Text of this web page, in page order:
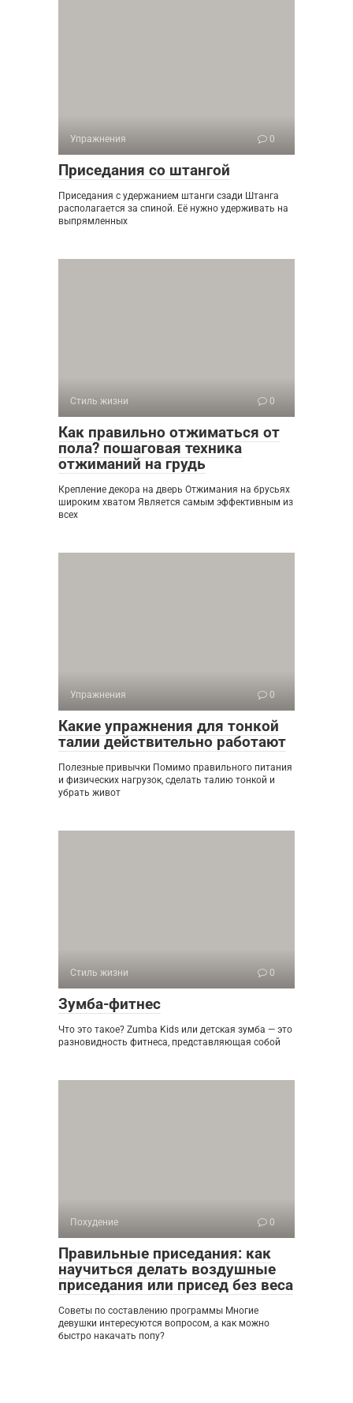
Упражнения 0
Приседания со штангой
Приседания с удержанием штанги сзади Штанга
располагается за спиной. Её нужно удерживать на
выпрямленных
Стиль жизни 0
Как правильно отжиматься от
пола? пошаговая техника
отжиманий на грудь
Крепление декора на дверь Отжимания на брусьях
широким хватом Является самым эффективным из
всех
Упражнения 0
Какие упражнения для тонкой
талии действительно работают
Полезные привычки Помимо правильного питания
и физических нагрузок, сделать талию тонкой и
убрать живот
Стиль жизни 0
Зумба-фитнес
Что это такое? Zumba Kids или детская зумба — это
разновидность фитнеса, представляющая собой
Похудение 0
Правильные приседания: как
научиться делать воздушные
приседания или присед без веса
Советы по составлению программы Многие
девушки интересуются вопросом, а как можно
быстро накачать попу?